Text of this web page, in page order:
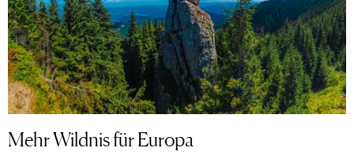
Mehr Wildnis für Europa